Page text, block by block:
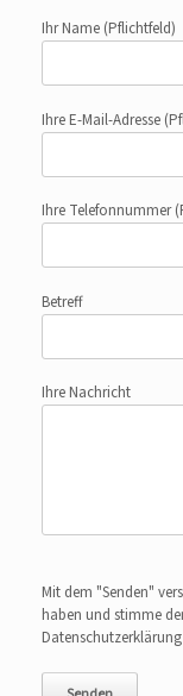
Ihr Name (Pflichtfeld)
Ihre E-Mail-Adresse
Ihre Telefonnummer
Betreff
Ihre Nachricht
Mit dem "Senden"
haben und stimme